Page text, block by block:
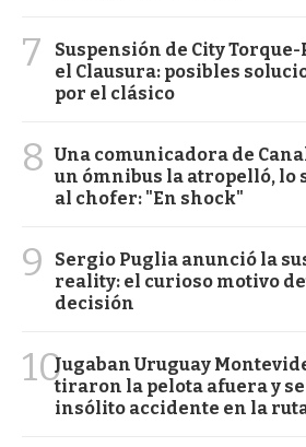
7
Suspensión de City
el Clausura: posibles
por el clásico
8 Una comunicadora de
un ómnibus la atropelló, lo
al chofer: "En shock"
9
Sergio Puglia anunció la
reality: el curioso motivo
decisión
10Jugaban Uruguay
tiraron la pelota afuera y
insólito accidente en la